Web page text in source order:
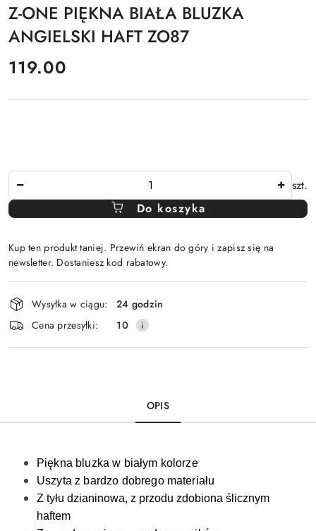
Z-ONE PIĘKNA BIAŁA BLUZKA
ANGIELSKI HAFT ZO87
cena:
119.00
szt.
Do koszyka
Kup ten produkt taniej. Przewiń ekran do góry i zapisz się na
newsletter. Dostaniesz kod rabatowy.
Dostępność
i
dostawa
Wysyłka w ciągu:
24 godzin
Cena przesyłki:
10
OPIS
Piękna bluzka w białym kolorze
Uszyta z bardzo dobrego materiału
Z tyłu dzianinowa, z przodu zdobiona ślicznym
haftem